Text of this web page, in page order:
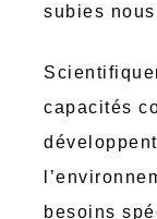
subies
capacités
besoins